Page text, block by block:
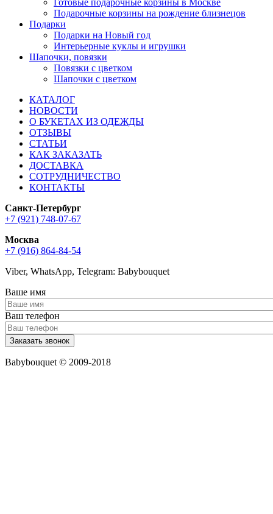
Подарочные корзины на рождение близнецов
Подарки
Подарки на Новый год
Интерьерные куклы и игрушки
Шапочки, повязки
Повязки с цветком
Шапочки с цветком
КАТАЛОГ
НОВОСТИ
О БУКЕТАХ ИЗ ОДЕЖДЫ
ОТЗЫВЫ
СТАТЬИ
КАК ЗАКАЗАТЬ
ДОСТАВКА
СОТРУДНИЧЕСТВО
КОНТАКТЫ
Санкт-Петербург
+7 (921) 748-07-67
Москва
+7 (916) 864-84-54
Viber, WhatsApp, Telegram: Babybouquet
Ваше имя
Ваш телефон
Babybouquet © 2009-2018